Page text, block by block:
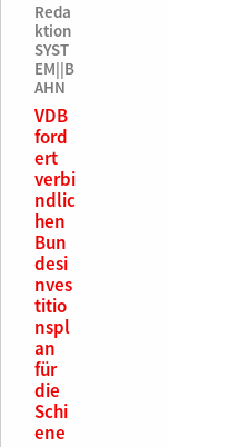
Reda
ktion
SYST
EM||B
AHN
VDB
ford
ert
verbi
ndlic
hen
Bun
desi
nves
titio
nspl
an
für
die
Schi
ene